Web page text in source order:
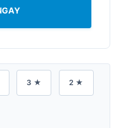
3 ★ 2 ★